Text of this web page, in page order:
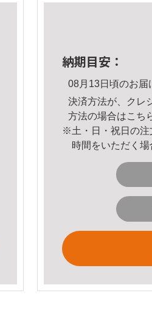
納期目安：
08月13日頃のお届
決済方法が、クレ
方法の場合はこち
※土・日・祝日の注
時間をいただく場